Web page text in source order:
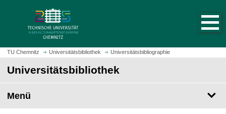
z
m
t
e
i
t
TU Chemnitz Universitätsbibliothek Universitätsbibliographie
Universitätsbibliothek
Menü